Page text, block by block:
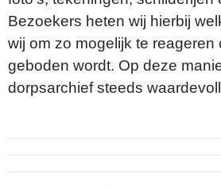
Bezoekers heten wij hierbij
wij om zo mogelijk te reageren
geboden wordt. Op deze
dorpsarchief steeds